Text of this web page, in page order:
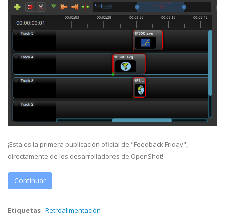
¡Esta es la primera publicación oficial de "Feedback Friday",
directamente de los desarrolladores de OpenShot!
Continuar
Etiquetas : Retroalimentación